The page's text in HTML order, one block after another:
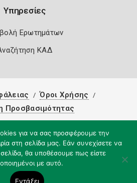
Υπηρεσίες
Ερωτημάτων
ΚΑΔ
Όροι Χρήσης
Προσβασιμότητας
για να σας προσφέρουμε την
στη σελίδα μας. Εάν συνεχίσετε να
σελίδα, θα υποθέσουμε πως είστε
με αυτό.
Εντάξει